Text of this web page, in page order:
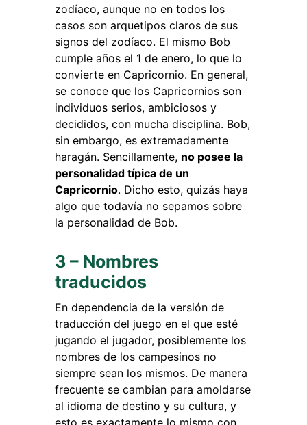
zodíaco, aunque no en todos los
casos son arquetipos claros de sus
signos del zodíaco. El mismo Bob
cumple años el 1 de enero, lo que lo
convierte en Capricornio. En general,
se conoce que los Capricornios son
individuos serios, ambiciosos y
decididos, con mucha disciplina. Bob,
sin embargo, es extremadamente
haragán. Sencillamente, no posee la
personalidad típica de un
Capricornio. Dicho esto, quizás haya
algo que todavía no sepamos sobre
la personalidad de Bob.
3 – Nombres
traducidos
En dependencia de la versión de
traducción del juego en el que esté
jugando el jugador, posiblemente los
nombres de los campesinos no
siempre sean los mismos. De manera
frecuente se cambian para amoldarse
al idioma de destino y su cultura, y
esto es exactamente lo mismo con